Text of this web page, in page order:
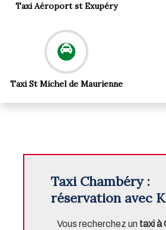
Taxi Aéroport st Exupéry
Taxi St Michel de Maurienne
Taxi Chambéry :
réservation avec
Vous recherchez un taxi à